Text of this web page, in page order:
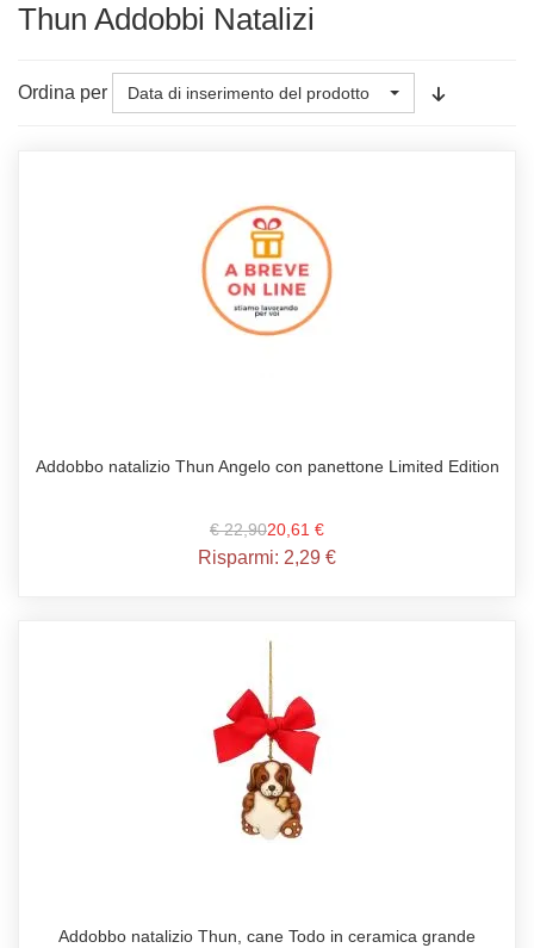
Thun Addobbi Natalizi
Ordina per Data di inserimento del prodotto
Addobbo natalizio Thun Angelo con panettone Limited Edition
€ 22,9020,61 €
Risparmi: 2,29 €
Addobbo natalizio Thun, cane Todo in ceramica grande